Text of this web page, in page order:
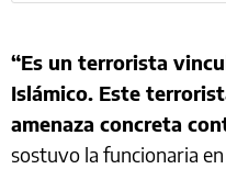
“Es un terrorista
Islámico. Este
amenaza concreta
sostuvo la funcionaria